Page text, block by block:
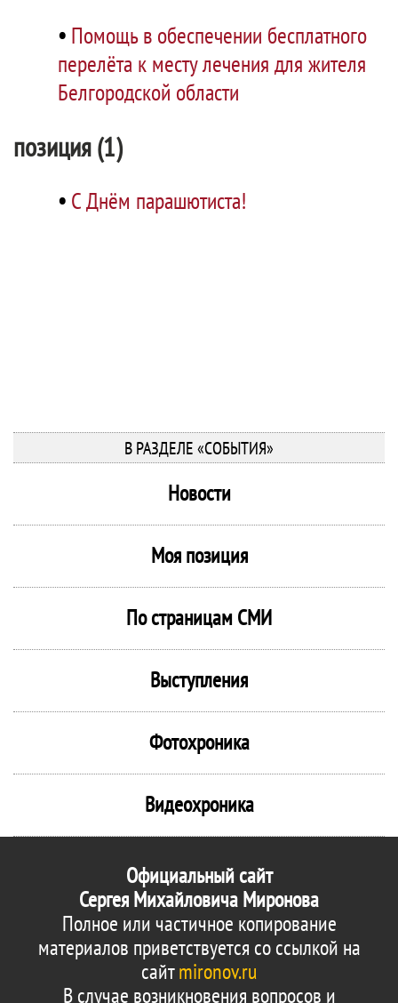
• Помощь в обеспечении бесплатного
перелёта к месту лечения для жителя
Белгородской области
позиция (1)
• С Днём парашютиста!
В РАЗДЕЛЕ «СОБЫТИЯ»
Новости
Моя позиция
По страницам СМИ
Выступления
Фотохроника
Видеохроника
Официальный сайт
Сергея Михайловича Миронова
Полное или частичное копирование
материалов приветствуется со ссылкой на
сайтmironov.ru
В случае возникновения вопросов и